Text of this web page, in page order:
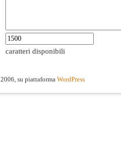
caratteri disponibili
2006, su piattaforma WordPress